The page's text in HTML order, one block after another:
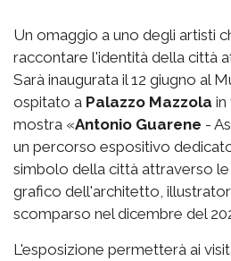
Un omaggio a uno degli artisti
raccontare l'identità della città
Sarà inaugurata il 12 giugno al
ospitato a Palazzo Mazzola in
mostra «Antonio Guarene -
un percorso espositivo
simbolo della città attraverso
grafico dell'architetto,
scomparso nel dicembre del
L'esposizione permetterà ai